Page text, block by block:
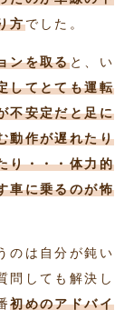
方でした。
ンを取ると、い
してとても運転
不安定だと足に
動作が遅れたり
り・・・体力的
車に乗るのが怖
のは自分が鈍い
問しても解決し
初めのアドバイ